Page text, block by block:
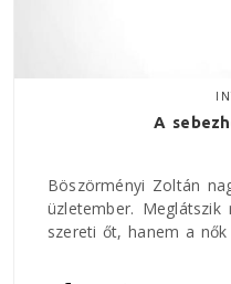
A
Böszörményi Zoltán
üzletember.
szereti őt, hanem a nők